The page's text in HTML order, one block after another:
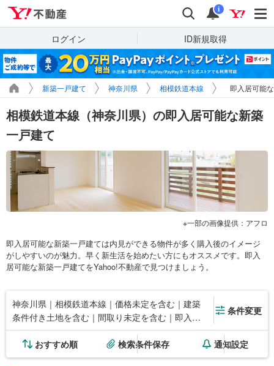
検索 通知
i
ログイン ID新規取得
新築一戸建て 神奈川県 相模鉄道本線 即入居可能
相模鉄道本線（神奈川県）の即入居可能な新築
一戸建て
一部の画像提供：アフロ
即入居可能な新築一戸建ては内見ができる物件が多く購入後のイメージ
がしやすいのが魅力。早く新生活を始めたい方にもオススメです。即入
居可能な新築一戸建てをYahoo!不動産で見つけましょう。
神奈川県｜相模鉄道本線｜価格未定を含む｜建築
条件付き土地を含む｜間取り未定を含む｜即入居
可能
条件変更
おすすめ順 検索条件保存 通知設定